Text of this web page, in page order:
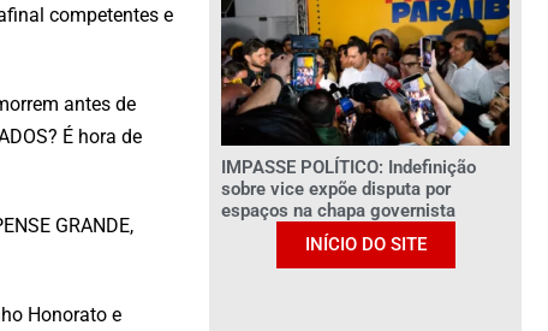
competentes e
antes de
É hora de
GRANDE,
Honorato e
IMPASSE POLÍTICO: Indefinição
sobre vice expõe disputa por
espaços na chapa governista
INÍCIO DO SITE